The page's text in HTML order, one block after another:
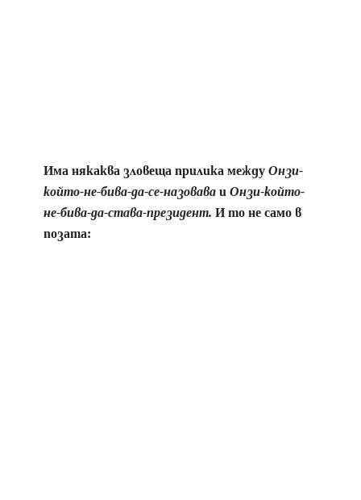
Има някаква зловеща прилика междуОнзи-
който-не-бива-да-се-назоваваиОнзи-който-
не-бива-да-става-президент. И то не само в
позата: